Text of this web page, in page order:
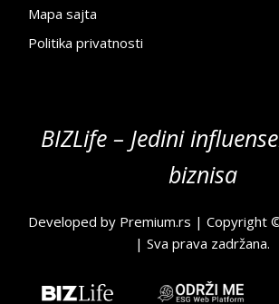
Mapa sajta
Politika privatnosti
BIZLife – Jedini
biznisa
Developed by Premium.rs | Copyright
| Sva prava zadržana.